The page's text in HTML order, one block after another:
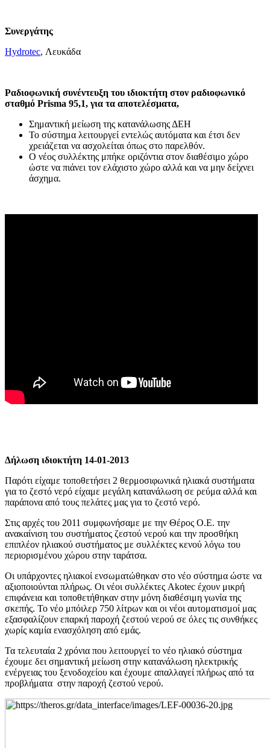
Συνεργάτης
Hydrotec, Λευκάδα
Ραδιοφωνική συνέντευξη του ιδιοκτήτη στον ραδιοφωνικό
σταθμό Prisma 95,1, για τα αποτελέσματα,
Σημαντική μείωση της κατανάλωσης ΔΕΗ
Το σύστημα λειτουργεί εντελώς αυτόματα και έτσι δεν
χρειάζεται να ασχολείται όπως στο παρελθόν.
Ο νέος συλλέκτης μπήκε οριζόντια στον διαθέσιμο χώρο
ώστε να πιάνει τον ελάχιστο χώρο αλλά και να μην δείχνει
άσχημα.
Δήλωση ιδιοκτήτη 14-01-2013
Παρότι είχαμε τοποθετήσει 2 θερμοσιφωνικά ηλιακά συστήματα
για το ζεστό νερό είχαμε μεγάλη κατανάλωση σε ρεύμα αλλά και
παράπονα από τους πελάτες μας για το ζεστό νερό.
Στις αρχές του 2011 συμφωνήσαμε με την Θέρος Ο.Ε. την
ανακαίνιση του συστήματος ζεστού νερού και την προσθήκη
επιπλέον ηλιακού συστήματος με συλλέκτες κενού λόγω του
περιορισμένου χώρου στην ταράτσα.
Οι υπάρχοντες ηλιακοί ενσωματώθηκαν στο νέο σύστημα ώστε να
αξιοποιούνται πλήρως. Οι νέοι συλλέκτες Akotec έχουν μικρή
επιφάνεια και τοποθετήθηκαν στην μόνη διαθέσιμη γωνία της
σκεπής. Το νέο μπόιλερ 750 λίτρων και οι νέοι αυτοματισμοί μας
εξασφαλίζουν επαρκή παροχή ζεστού νερού σε όλες τις συνθήκες
χωρίς καμία ενασχόληση από εμάς.
Τα τελευταία 2 χρόνια που λειτουργεί το νέο ηλιακό σύστημα
έχουμε δει σημαντική μείωση στην κατανάλωση ηλεκτρικής
ενέργειας του ξενοδοχείου και έχουμε απαλλαγεί πλήρως από τα
προβλήματα στην παροχή ζεστού νερού.